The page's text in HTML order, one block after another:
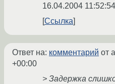
16.04.2004
Ссылка
Ответ на: комментарий от
+00:00
> Задержка